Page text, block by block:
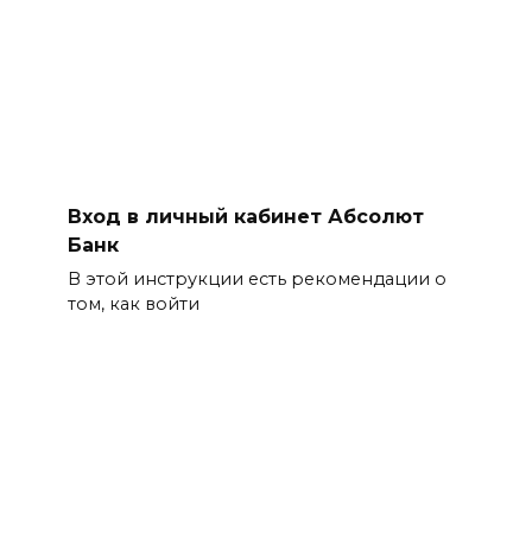
Вход в личный кабинет Абсолют
Банк
В этой инструкции есть рекомендации о
том, как войти